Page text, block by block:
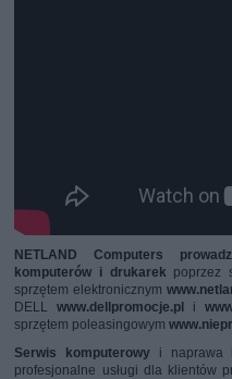
NETLAND Computers
komputerów i drukarekpoprzez
sprzętem elektronicznym
DELLwww.dellpromocje.pl i
sprzętem poleasingowym
Serwis komputerowy i naprawa
profesjonalne usługi dla klientów